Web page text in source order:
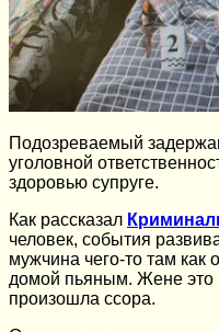
Подозреваемый
уголовной
здоровью супруге.
Как рассказал
человек, события
мужчина чего-то там
домой пьяным. Жене это
произошла ссора.